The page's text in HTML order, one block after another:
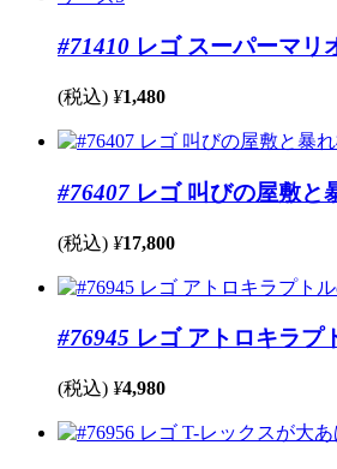
#71410 レゴ スーパーマ
(税込) ¥1,480
#76407 レゴ 叫びの屋敷と
(税込) ¥17,800
#76945 レゴ アトロキラ
(税込) ¥4,980